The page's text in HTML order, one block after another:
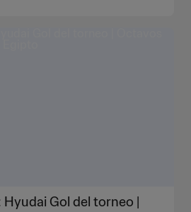
Hyudai Gol del torneo |